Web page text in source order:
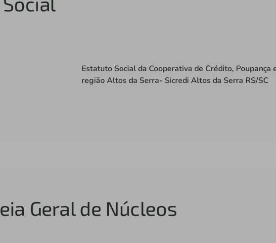
Estatuto Social da Cooperativa de Crédito, Poupança
região Altos da Serra- Sicredi Altos da Serra RS/SC
Geral de Núcleos